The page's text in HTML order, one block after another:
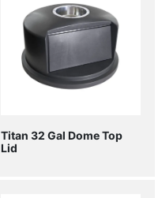
Titan 32 Gal Dome Top
Lid